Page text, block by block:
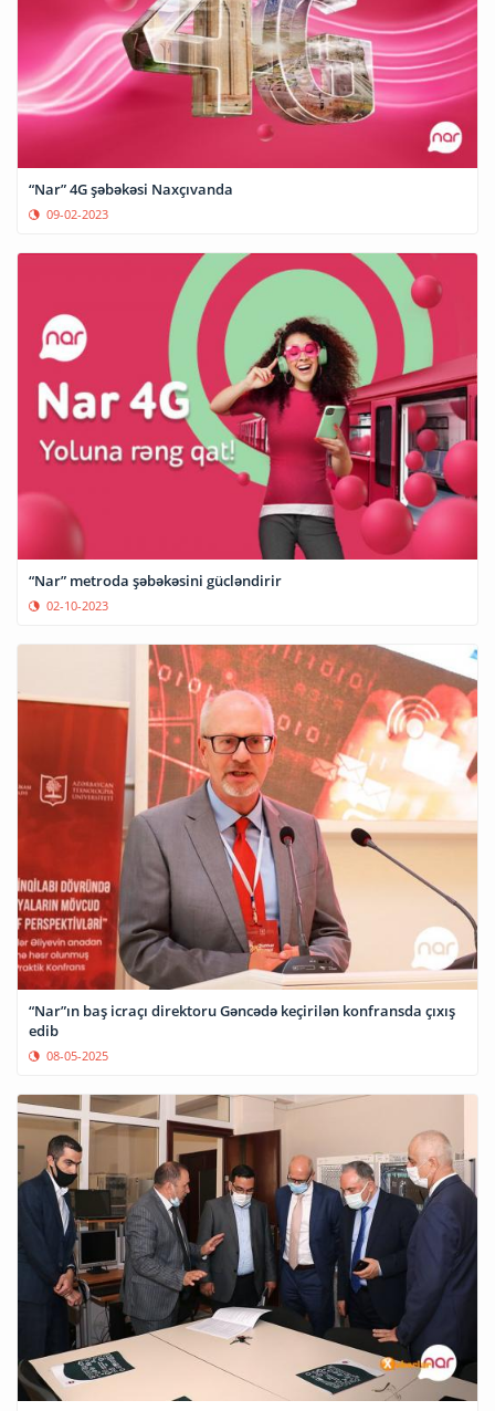
“Nar” 4G şəbəkəsi Naxçıvanda
09-02-2023
“Nar” metroda şəbəkəsini gücləndirir
02-10-2023
“Nar”ın baş icraçı direktoru Gəncədə keçirilən konfransda çıxış
edib
08-05-2025